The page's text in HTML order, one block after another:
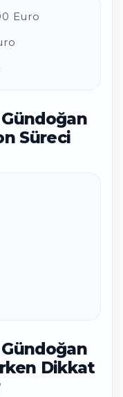
Euro
Süreci
Dikkat